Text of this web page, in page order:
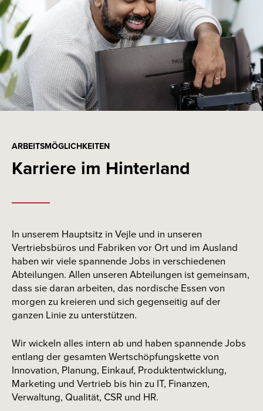
ARBEITSMÖGLICHKEITEN
Karriere im Hinterland
In unserem Hauptsitz in Vejle und in unseren
Vertriebsbüros und Fabriken vor Ort und im Ausland
haben wir viele spannende Jobs in verschiedenen
Abteilungen. Allen unseren Abteilungen ist gemeinsam,
dass sie daran arbeiten, das nordische Essen von
morgen zu kreieren und sich gegenseitig auf der
ganzen Linie zu unterstützen.
Wir wickeln alles intern ab und haben spannende Jobs
entlang der gesamten Wertschöpfungskette von
Innovation, Planung, Einkauf, Produktentwicklung,
Marketing und Vertrieb bis hin zu IT, Finanzen,
Verwaltung, Qualität, CSR und HR.